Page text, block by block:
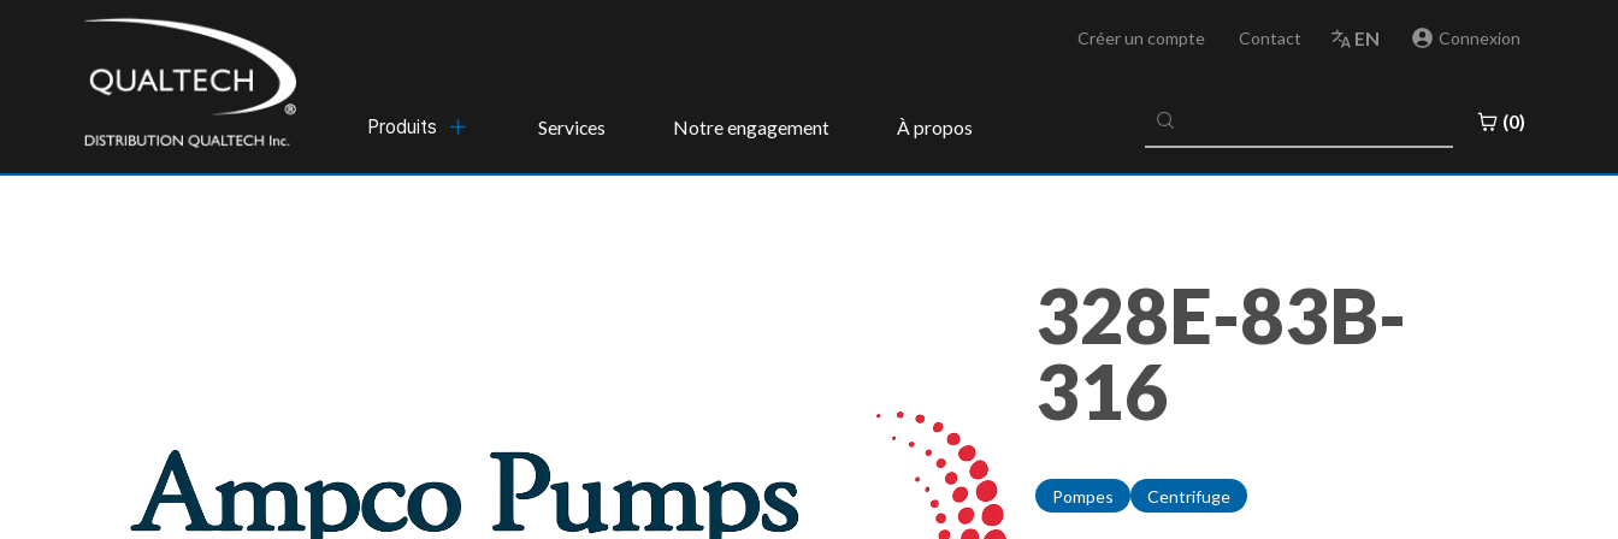
Créer un compte Contact EN Connexion
Produits Services Notre engagement À propos
results
(0)
328E-83B-
316
Pompes Centrifuge